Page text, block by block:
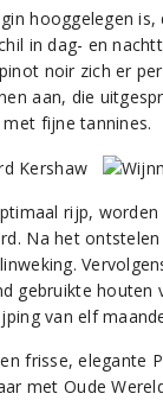
hooggelegen
in dag- en
noir zich er
aan, die
fijne tannines.
rijp,
Na het
gebruikte houten
van elf
frisse, elegante
met Oude